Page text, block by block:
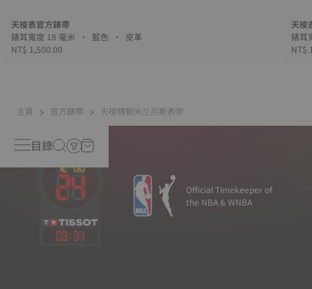
天梭表官方錶帶
錶耳寬度 18 毫米 • 藍色 • 皮革
NT$ 1,500.00
天梭
NT$
主頁 官方錶帶 天梭精钢米兰尼斯表带
目錄
03: 31
Official Timekeeper of
the NBA & WNBA